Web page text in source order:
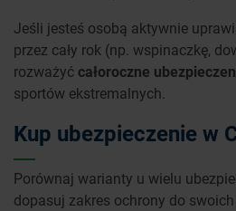
Jeśli jesteś osobą aktywnie
przez cały rok (np. wspinaczkę,
rozważyć całoroczne
sportów ekstremalnych.
Kup ubezpieczenie w
Porównaj warianty u wielu
dopasuj zakres ochrony do